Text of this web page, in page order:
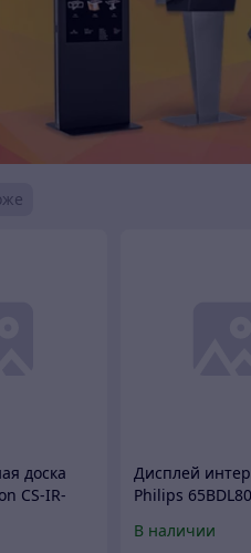
доска
CS-IR-
Дисплей
Philips
В наличии